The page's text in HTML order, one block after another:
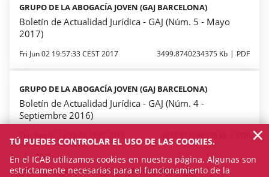
GRUPO DE LA ABOGACÍA JOVEN (GAJ BARCELONA)
Boletín de Actualidad Jurídica - GAJ (Núm. 5 - Mayo
2017)
Fri Jun 02 19:57:33 CEST 2017 3499.8740234375 Kb PDF
GRUPO DE LA ABOGACÍA JOVEN (GAJ BARCELONA)
Boletín de Actualidad Jurídica - GAJ (Núm. 4 -
Septiembre 2016)
GRUPO DE LA ABOGACÍA JOVEN (GAJ BARCELONA)
TÚ PUEDES CONTROLAR EL USO DE LAS COOKIES.
En el ICAB utilizamos cookies en nuestra página. Algunas son
estrictamente necesarias para el funcionamiento de la
×